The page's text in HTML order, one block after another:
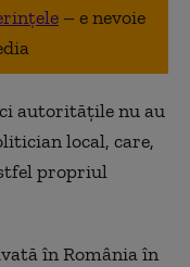
– e nevoie
autorităţile nu au
local, care,
propriul
în România în